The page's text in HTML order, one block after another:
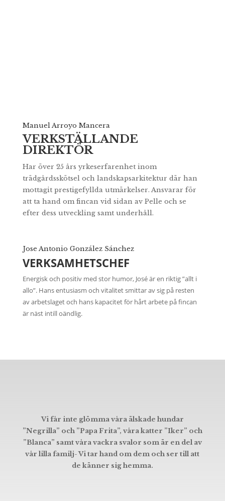
Manuel Arroyo Mancera
VERKSTÄLLANDE
DIREKTÖR
Har över 25 års yrkeserfarenhet inom
trädgårdsskötsel och landskapsarkitektur där han
mottagit prestigefyllda utmärkelser. Ansvarar för
att ta hand om fincan vid sidan av Pelle och se
efter dess utveckling samt underhåll.
Jose Antonio González Sánchez
VERKSAMHETSCHEF
Energisk och positiv med stor humor, José är en riktig ”allt i
allo”. Hans entusiasm och vitalitet smittar av sig på resten
av arbetslaget och hans kapacitet för hårt arbete på fincan
är näst intill oändlig.
Vi får inte glömma våra älskade hundar
”Negrilla” och ”Papa Frita”, våra katter ”Iker” och
”Blanca” samt våra vackra svalor som är en del av
vår lilla familj- Vi tar hand om dem och ser till att
de känner sig hemma.